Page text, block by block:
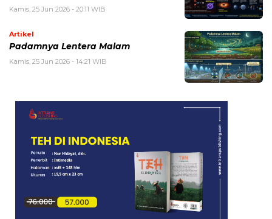
Kamis, 25 Jun 2026 - 20:11 WIB
Artikel
Padamnya Lentera Malam
Kamis, 25 Jun 2026 - 14:21 WIB